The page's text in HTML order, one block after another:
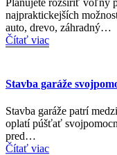
Plánujete rozšíriť voľný
najpraktickejších
auto, drevo, záhradný…
Čítať viac
Stavba garáže
Stavba garáže patrí
oplatí púšťať
pred…
Čítať viac